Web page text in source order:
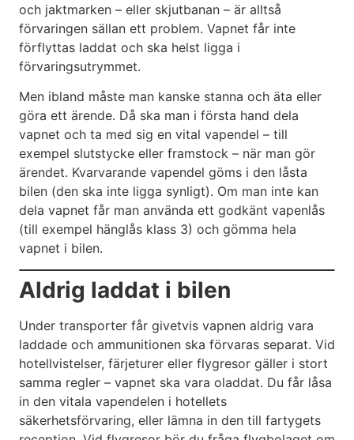
och jaktmarken – eller skjutbanan – är alltså
förvaringen sällan ett problem. Vapnet får inte
förflyttas laddat och ska helst ligga i
förvaringsutrymmet.
Men ibland måste man kanske stanna och äta eller
göra ett ärende. Då ska man i första hand dela
vapnet och ta med sig en vital vapendel – till
exempel slutstycke eller framstock – när man gör
ärendet. Kvarvarande vapendel göms i den låsta
bilen (den ska inte ligga synligt). Om man inte kan
dela vapnet får man använda ett godkänt vapenlås
(till exempel hänglås klass 3) och gömma hela
vapnet i bilen.
Aldrig laddat i bilen
Under transporter får givetvis vapnen aldrig vara
laddade och ammunitionen ska förvaras separat. Vid
hotellvistelser, färjeturer eller flygresor gäller i stort
samma regler – vapnet ska vara oladdat. Du får låsa
in den vitala vapendelen i hotellets
säkerhetsförvaring, eller lämna in den till fartygets